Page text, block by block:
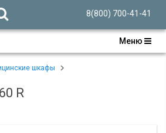
8(800) 700-41-41
Меню
шкафы
R